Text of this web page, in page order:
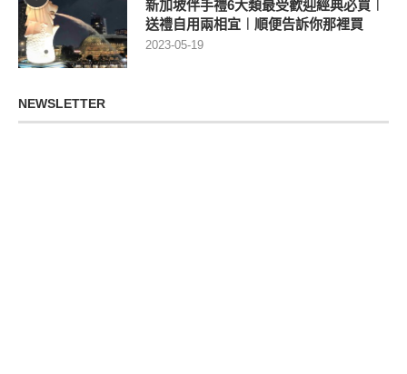
新加坡伴手禮6大類最受歡迎經典必買︱
送禮自用兩相宜︱順便告訴你那裡買
2023-05-19
NEWSLETTER